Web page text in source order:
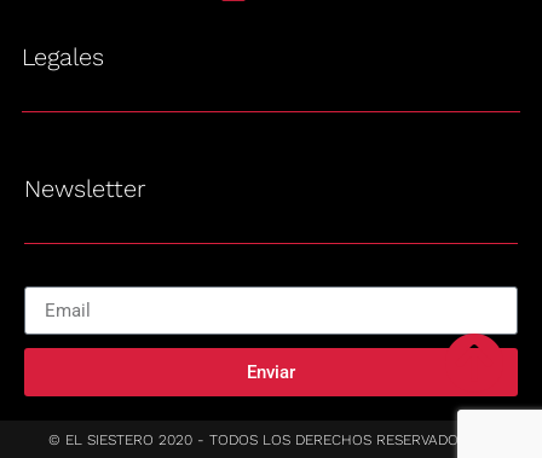
Legales
Newsletter
Enviar
© EL SIESTERO 2020 - TODOS LOS DERECHOS RESERVADOS